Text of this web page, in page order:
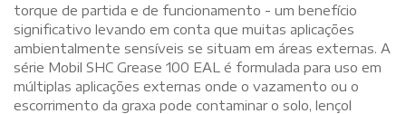
torque de partida e de funcionamento - um benefício
significativo levando em conta que muitas aplicações
ambientalmente sensíveis se situam em áreas externas. A
série Mobil SHC Grease 100 EAL é formulada para uso em
múltiplas aplicações externas onde o vazamento ou o
escorrimento da graxa pode contaminar o solo, lençol